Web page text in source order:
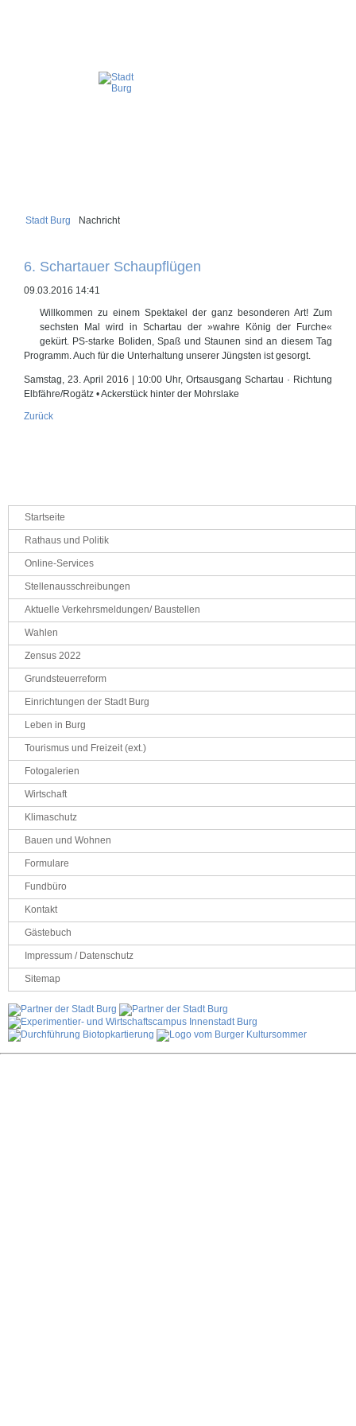
Stadt Burg Nachricht
6. Schartauer Schaupflügen
09.03.2016 14:41
Willkommen zu einem Spektakel der ganz besonderen Art! Zum
sechsten Mal wird in Schartau der »wahre König der Furche«
gekürt. PS-starke Boliden, Spaß und Staunen sind an diesem Tag
Programm. Auch für die Unterhaltung unserer Jüngsten ist gesorgt.
Samstag, 23. April 2016 | 10:00 Uhr, Ortsausgang Schartau · Richtung
Elbfähre/Rogätz • Ackerstück hinter der Mohrslake
Zurück
Navigation
überspringen
Startseite
Rathaus und Politik
Online-Services
Stellenausschreibungen
Aktuelle Verkehrsmeldungen/ Baustellen
Wahlen
Zensus 2022
Grundsteuerreform
Einrichtungen der Stadt Burg
Leben in Burg
Tourismus und Freizeit (ext.)
Fotogalerien
Wirtschaft
Klimaschutz
Bauen und Wohnen
Formulare
Fundbüro
Kontakt
Gästebuch
Impressum / Datenschutz
Sitemap